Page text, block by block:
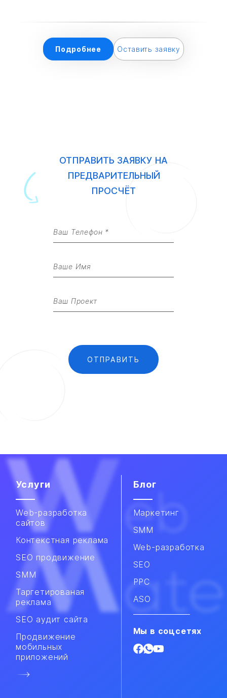
Подробнее Оставить заявку
ОТПРАВИТЬ ЗАЯВКУ НА
ПРЕДВАРИТЕЛЬНЫЙ
ПРОСЧЁТ
Услуги
Web-разработка
сайтов
Контекстная реклама
SEO продвижение
SMM​
Таргетированая
реклама
SEO аудит сайта
Продвижение
мобильных
приложений​
Блог
Маркетинг
SMM
Web-разработка
SEO
PPC
ASO
Мы в соцсетях